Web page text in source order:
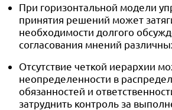
При горизонтальной модели
принятия решений может
необходимости долгого
согласования мнений
Отсутствие четкой иерархии
неопределенности в
обязанностей и
затруднить контроль за